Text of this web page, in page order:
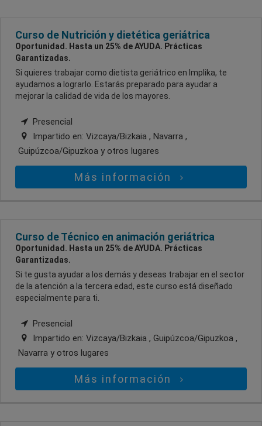
Curso de Nutrición y dietética geriátrica
Oportunidad. Hasta un 25% de AYUDA. Prácticas
Garantizadas.
Si quieres trabajar como dietista geriátrico en Implika, te
ayudamos a lograrlo. Estarás preparado para ayudar a
mejorar la calidad de vida de los mayores.
Presencial
Impartido en: Vizcaya/Bizkaia , Navarra ,
Guipúzcoa/Gipuzkoa y otros lugares
Más información
Curso de Técnico en animación geriátrica
Oportunidad. Hasta un 25% de AYUDA. Prácticas
Garantizadas.
Si te gusta ayudar a los demás y deseas trabajar en el sector
de la atención a la tercera edad, este curso está diseñado
especialmente para ti.
Presencial
Impartido en: Vizcaya/Bizkaia , Guipúzcoa/Gipuzkoa ,
Navarra y otros lugares
Más información